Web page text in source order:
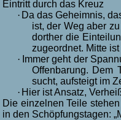
Eintritt durch das Kreuz
· Da das Geheimnis,
ist, der Weg aber
dorther die
zugeordnet. Mitte
· Immer geht der
Offenbarung. Dem
sucht, aufsteigt im
· Hier ist Ansatz,
Die einzelnen Teile
in den Schöpfungstagen: